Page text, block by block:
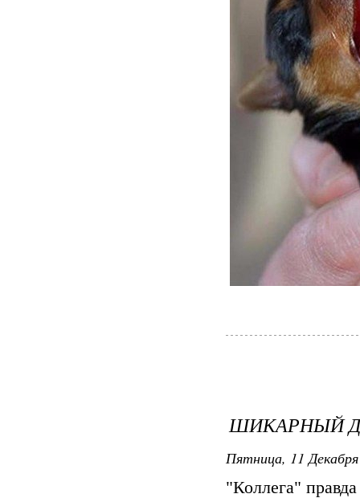
ШИКАРНЫЙ
Пятница, 11
"Коллега"